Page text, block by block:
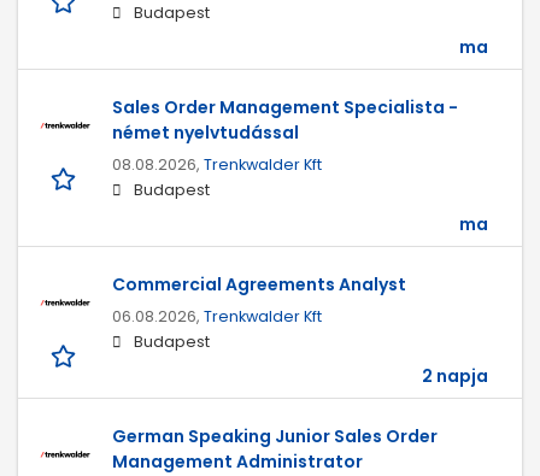
Budapest
ma
Sales Order Management Specialista -
német nyelvtudással
08.08.2026, Trenkwalder Kft
Budapest
ma
Commercial Agreements Analyst
06.08.2026, Trenkwalder Kft
Budapest
2 napja
German Speaking Junior Sales Order
Management Administrator